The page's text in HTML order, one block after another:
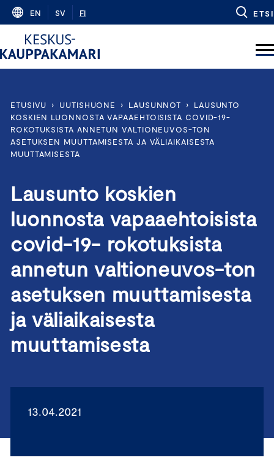
Skip
content
EN SV FI ETSI
ETUSIVU › UUTISHUONE › LAUSUNNOT ›
LAUSUNTO
KOSKIEN LUONNOSTA VAPAAEHTOISISTA COVID-19-
ROKOTUKSISTA ANNETUN VALTIONEUVOS-TON
ASETUKSEN MUUTTAMISESTA JA VÄLIAIKAISESTA
MUUTTAMISESTA
Lausunto koskien
luonnosta vapaaehtoisista
covid-19- rokotuksista
annetun valtioneuvos-ton
asetuksen muuttamisesta
ja väliaikaisesta
muuttamisesta
13.04.2021